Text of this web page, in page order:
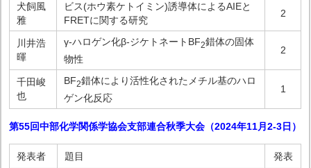
犬飼風
雅
ビス(ホウ素ケトイミン)誘導体によるAIEと
FRETに関する研究
2
川井浩
暉
γ-ハロゲン化β-ジケトネートBF2錯体の固体
物性
2
千田峻
也
BF2錯体により活性化されたメチル基のハロ
ゲン化反応
1
第55回中部化学関係学協会支部連合秋季大会（2024年11月2-3日）
発表者 題目 発表